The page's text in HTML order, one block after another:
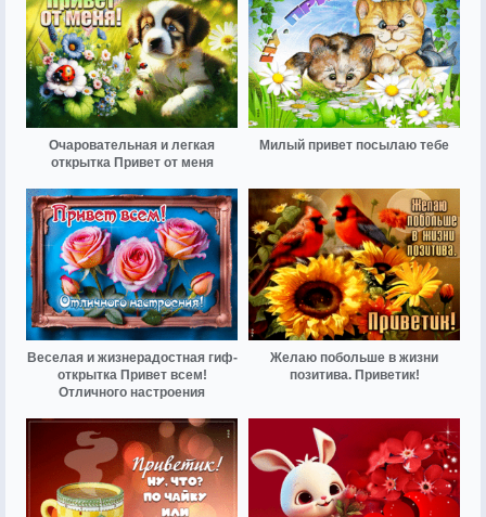
Очаровательная и легкая
открытка Привет от меня
Милый привет посылаю тебе
Веселая и жизнерадостная гиф-
открытка Привет всем!
Отличного настроения
Желаю побольше в жизни
позитива. Приветик!